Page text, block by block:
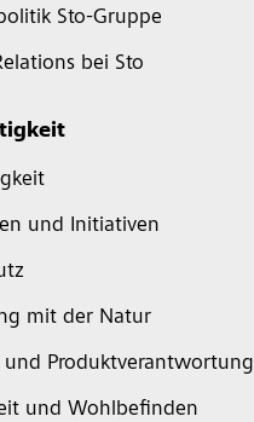
Sto-Gruppe
bei Sto
und Initiativen
mit der Natur
und Produktverantwortung
und Wohlbefinden